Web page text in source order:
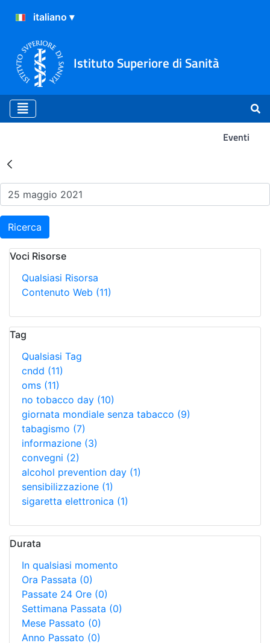
Istituto Superiore di Sanità
Eventi
Risultati della Ricerca -
Ricerca
Voci Risorse
Qualsiasi Risorsa
Contenuto Web (11)
Tag
Qualsiasi Tag
cndd (11)
oms (11)
no tobacco day (10)
giornata mondiale senza tabacco (9)
tabagismo (7)
informazione (3)
convegni (2)
alcohol prevention day (1)
sensibilizzazione (1)
sigaretta elettronica (1)
Durata
In qualsiasi momento
Ora Passata (0)
Passate 24 Ore (0)
Settimana Passata (0)
Mese Passato (0)
Anno Passato (0)